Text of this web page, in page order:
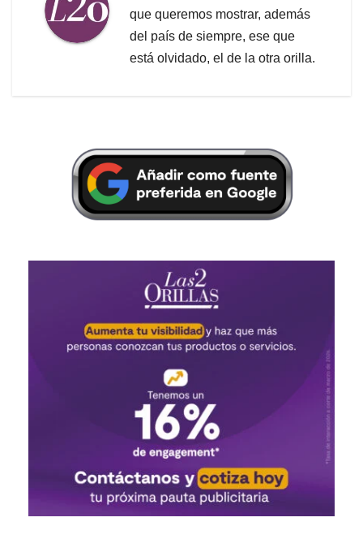
que queremos mostrar, además
del país de siempre, ese que
está olvidado, el de la otra orilla.